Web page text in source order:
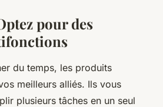
pour des
du temps, les produits
meilleurs alliés. Ils vous
plusieurs tâches en un seul